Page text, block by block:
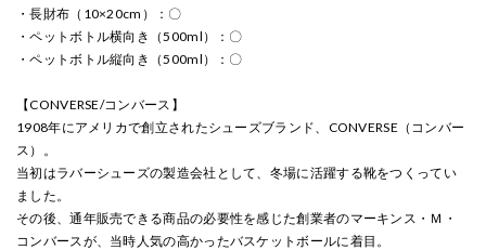
・長財布（10×20cm）：〇
・ペットボトル横向き（500ml）：〇
・ペットボトル縦向き（500ml）：〇
【CONVERSE/コンバース】
1908年にアメリカで創立されたシューズブランド、CONVERSE（コンバー
ス）。
当初はラバーシューズの製造会社として、冬場に活躍する靴をつくってい
ました。
その後、通年販売できる商品の必要性を感じた創業者のマーキンス・Ｍ・
コンバースが、当時人気の高かったバスケットボールに着目。